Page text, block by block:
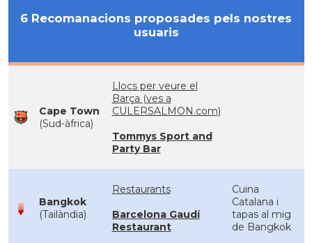
6 Recomanacions proposades pels nostres
usuaris
Cape Town
(Sud-àfrica)
Llocs per veure el
Barça (ves a
CULERSALMON.com)
Tommys Sport and
Party Bar
Bangkok
(Tailàndia)
Restaurants
Barcelona Gaudí
Restaurant
Cuina
Catalana i
tapas al mig
de Bangkok